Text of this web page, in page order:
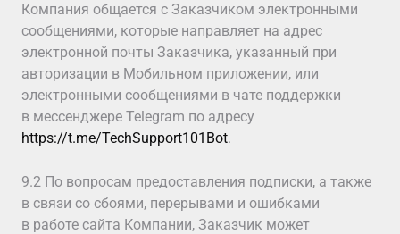
Компания общается с Заказчиком электронными
сообщениями, которые направляет на адрес
электронной почты Заказчика, указанный при
авторизации в Мобильном приложении, или
электронными сообщениями в чате поддержки
в мессенджере Telegram по адресу
https://t.me/TechSupport101Bot.
9.2 По вопросам предоставления подписки, а также
в связи со сбоями, перерывами и ошибками
в работе сайта Компании, Заказчик может